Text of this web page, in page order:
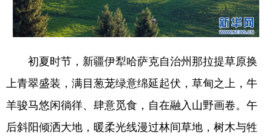
北京 天津 河北 山西
辽宁 吉林 上海 江苏
浙江 安徽 福建 江西
山东 河南 湖北 湖南
广东 广西 海南 重庆
四川 贵州 云南 西藏
初夏时节，新疆伊犁哈萨克自治州那拉提草原换
上青翠盛装，满目葱茏绿意绵延起伏，草甸之上，牛
羊骏马悠闲徜徉、肆意觅食，自在融入山野画卷。午
后斜阳倾洒大地，暖柔光线漫过林间草地，树木与牲